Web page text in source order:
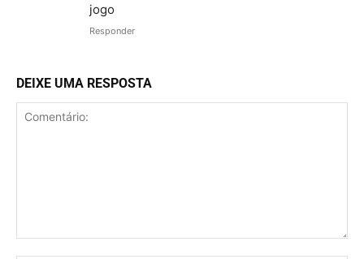
jogo
Responder
DEIXE UMA RESPOSTA